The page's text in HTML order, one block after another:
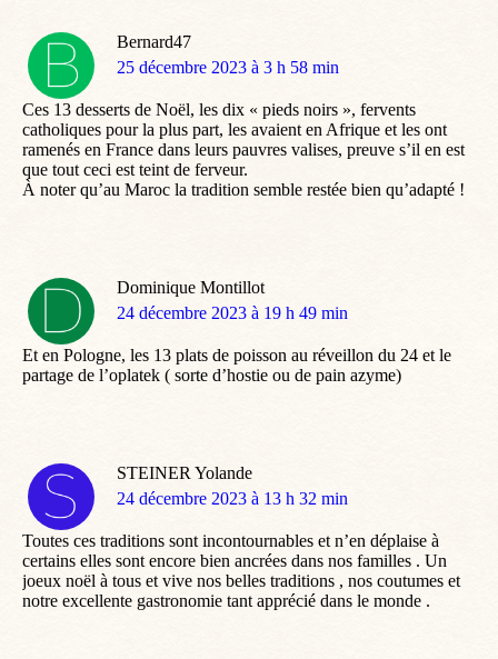
Bernard47
dit
25 décembre 2023 à 3 h 58 min
Ces 13 desserts de Noël, les dix « pieds noirs », fervents
catholiques pour la plus part, les avaient en Afrique et les ont
ramenés en France dans leurs pauvres valises, preuve s’il en est
que tout ceci est teint de ferveur.
À noter qu’au Maroc la tradition semble restée bien qu’adapté !
Dominique Montillot
dit
24 décembre 2023 à 19 h 49 min
Et en Pologne, les 13 plats de poisson au réveillon du 24 et le
partage de l’oplatek ( sorte d’hostie ou de pain azyme)
STEINER Yolande
dit
24 décembre 2023 à 13 h 32 min
Toutes ces traditions sont incontournables et n’en déplaise à
certains elles sont encore bien ancrées dans nos familles . Un
joeux noël à tous et vive nos belles traditions , nos coutumes et
notre excellente gastronomie tant apprécié dans le monde .